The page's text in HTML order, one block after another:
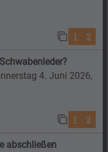
1 2
4. Juni 2026,
1 2
abschließen